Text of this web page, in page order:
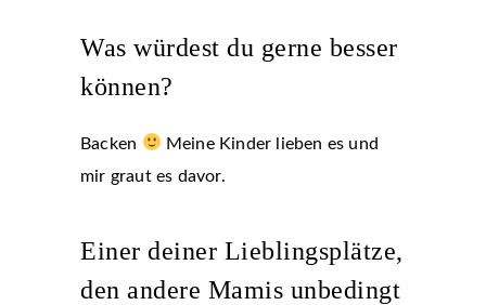
Was würdest du gerne besser
können?
Backen
Meine Kinder lieben es und
mir graut es davor.
Einer deiner Lieblingsplätze,
den andere Mamis unbedingt